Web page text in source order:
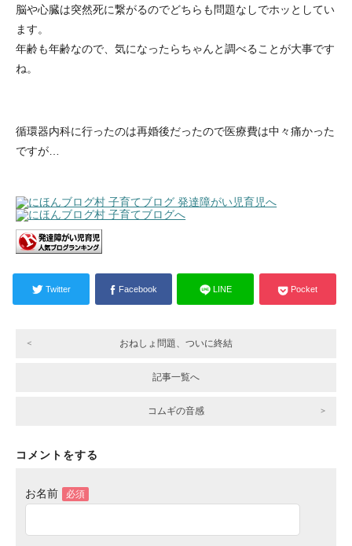
脳や心臓は突然死に繋がるのでどちらも問題なしでホッとしてい
ます。
年齢も年齢なので、気になったらちゃんと調べることが大事です
ね。
循環器内科に行ったのは再婚後だったので医療費は中々痛かった
ですが…
Twitter Facebook LINE Pocket
おねしょ問題、ついに終結
記事一覧へ
コムギの音感
コメントをする
お名前 必須